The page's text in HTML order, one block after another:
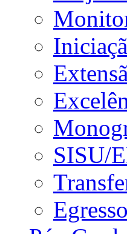
SISU/